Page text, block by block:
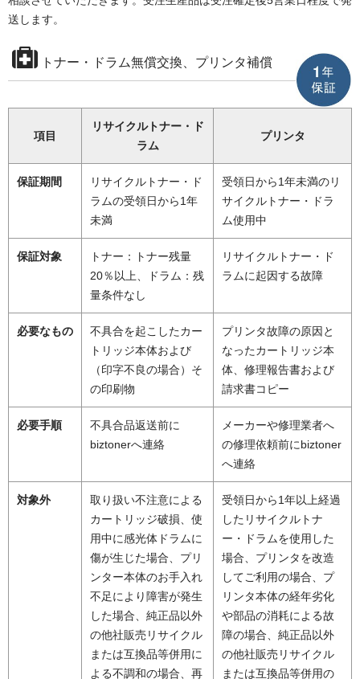
送します。
トナー・ドラム無償交換、プリンタ補償
項目
リサイクルトナー・ド
ラム
プリンタ
保証期間
リサイクルトナー・ド
ラムの受領日から1年
未満
受領日から1年未満のリ
サイクルトナー・ドラ
ム使用中
保証対象
トナー：トナー残量
20％以上、ドラム：残
量条件なし
リサイクルトナー・ド
ラムに起因する故障
必要なもの
不具合を起こしたカー
トリッジ本体および
（印字不良の場合）そ
の印刷物
プリンタ故障の原因と
なったカートリッジ本
体、修理報告書および
請求書コピー
必要手順
不具合品返送前に
biztonerへ連絡
メーカーや修理業者へ
の修理依頼前にbiztoner
へ連絡
対象外
取り扱い不注意による
カートリッジ破損、使
用中に感光体ドラムに
傷が生じた場合、プリ
ンター本体のお手入れ
不足により障害が発生
した場合、純正品以外
の他社販売リサイクル
または互換品等併用に
よる不調和の場合、再
受領日から1年以上経過
したリサイクルトナ
ー・ドラムを使用した
場合、プリンタを改造
してご利用の場合、プ
リンタ本体の経年劣化
や部品の消耗による故
障の場合、純正品以外
の他社販売リサイクル
または互換品等併用の